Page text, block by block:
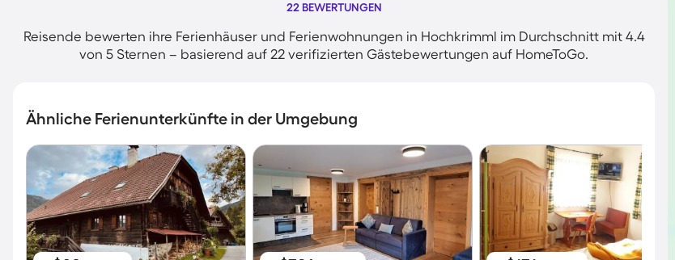
22 BEWERTUNGEN
Reisende bewerten ihre Ferienhäuser und Ferienwohnungen in Hochkrimml im Durchschnitt mit 4.4
von 5 Sternen – basierend auf 22 verifizierten Gästebewertungen auf HomeToGo.
Ähnliche Ferienunterkünfte in der Umgebung